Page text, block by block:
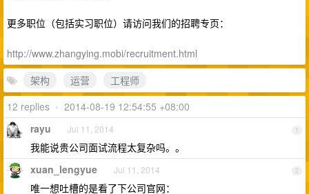
更多职位（包括实习职位）请访问我们的招聘专页：
http://www.zhangying.mobi/recruitment.html
架构
运营
工程师
12 replies • 2014-08-19 12:54:55 +08:00
1
rayu Jul 11, 2014
我能说贵公司面试流程太复杂吗。。
2
xuan_lengyue Jul 11, 2014
唯一想吐槽的是看了下公司官网：